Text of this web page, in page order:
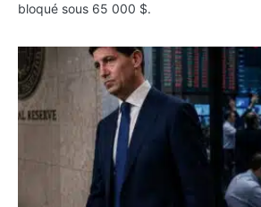
bloqué sous 65 000 $.
Kevin Warsh maintient sa